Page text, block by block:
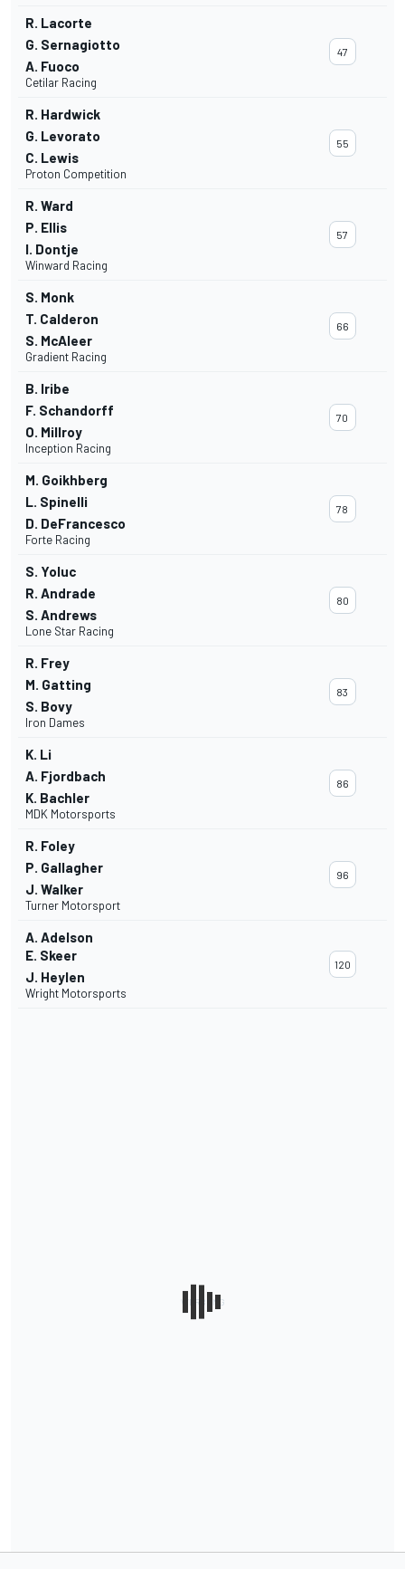
R. Lacorte
G. Sernagiotto
A. Fuoco
Cetilar Racing
47
R. Hardwick
G. Levorato
C. Lewis
Proton Competition
55
R. Ward
P. Ellis
I. Dontje
Winward Racing
57
S. Monk
T. Calderon
S. McAleer
Gradient Racing
66
B. Iribe
F. Schandorff
O. Millroy
Inception Racing
70
M. Goikhberg
L. Spinelli
D. DeFrancesco
Forte Racing
78
S. Yoluc
R. Andrade
S. Andrews
Lone Star Racing
80
R. Frey
M. Gatting
S. Bovy
Iron Dames
83
K. Li
A. Fjordbach
K. Bachler
MDK Motorsports
86
R. Foley
P. Gallagher
J. Walker
Turner Motorsport
96
A. Adelson
E. Skeer
J. Heylen
Wright Motorsports
120